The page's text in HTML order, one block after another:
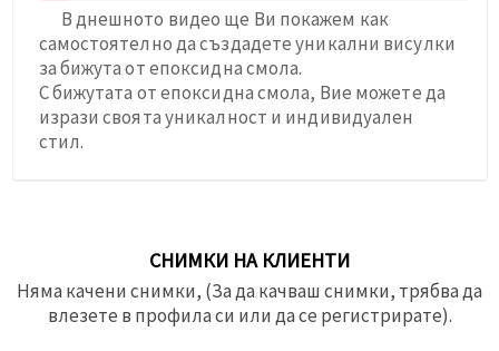
В днешното видео ще Ви покажем как
самостоятелно да създадете уникални висулки
за бижута от епоксидна смола.
С бижутата от епоксидна смола, Вие можете да
изрази своята уникалност и индивидуален
стил.
СНИМКИ НА КЛИЕНТИ
Няма качени снимки, (За да качваш снимки, трябва да
влезете в профила си или да се регистрирате).